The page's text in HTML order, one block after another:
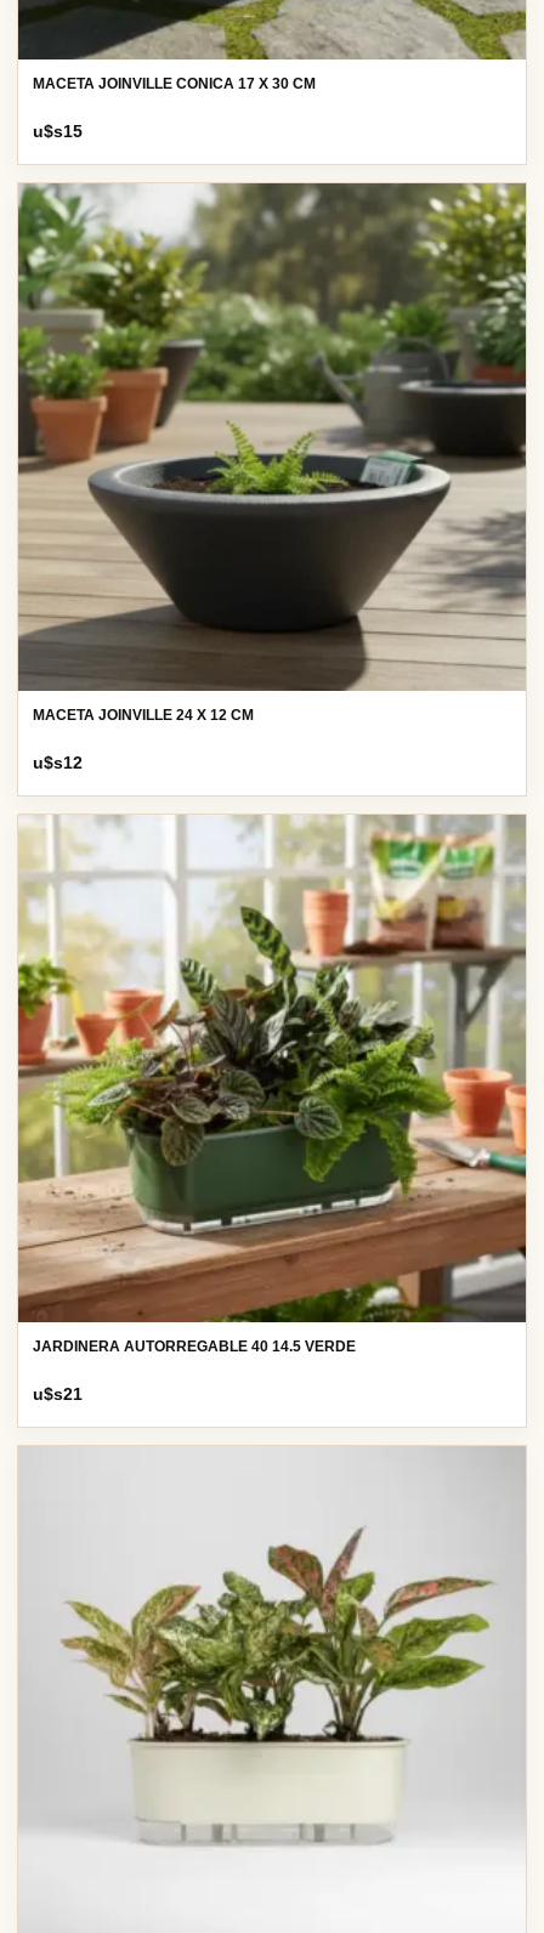
MACETA JOINVILLE CONICA 17 X 30 CM
u$s15
MACETA JOINVILLE 24 X 12 CM
u$s12
JARDINERA AUTORREGABLE 40 14.5 VERDE
u$s21